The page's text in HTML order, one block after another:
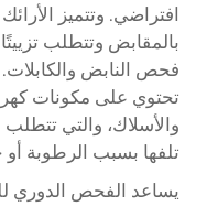
افتراضي. وتتميز
بالمقابض وتتطلب
فحص النابض والكابلات.
تحتوي على مكونات
والأسلاك، والتي تتطلب
تلفها بسبب الرطوبة
يساعد الفحص الدوري